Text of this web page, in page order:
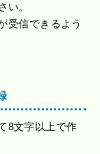
い。
受信できるよう
8文字以上で作